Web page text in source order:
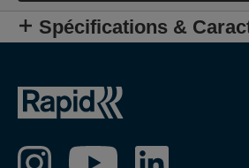
Spécifications &